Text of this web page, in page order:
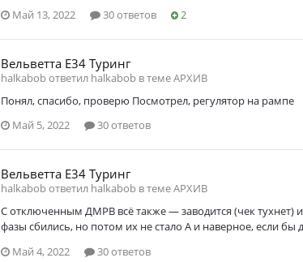
Май 13, 2022
30 ответов 2
Вельветта Е34 Туринг
halkabob ответил halkabob в темеАРХИВ
Понял, спасибо, проверю Посмотрел, регулятор на рампе
Май 5, 2022
30 ответов
Вельветта Е34 Туринг
halkabob ответил halkabob в темеАРХИВ
С отключенным ДМРВ всё также — заводится (чек тухнет)
фазы сбились, но потом их не стало А и наверное, если бы
Май 4, 2022
30 ответов